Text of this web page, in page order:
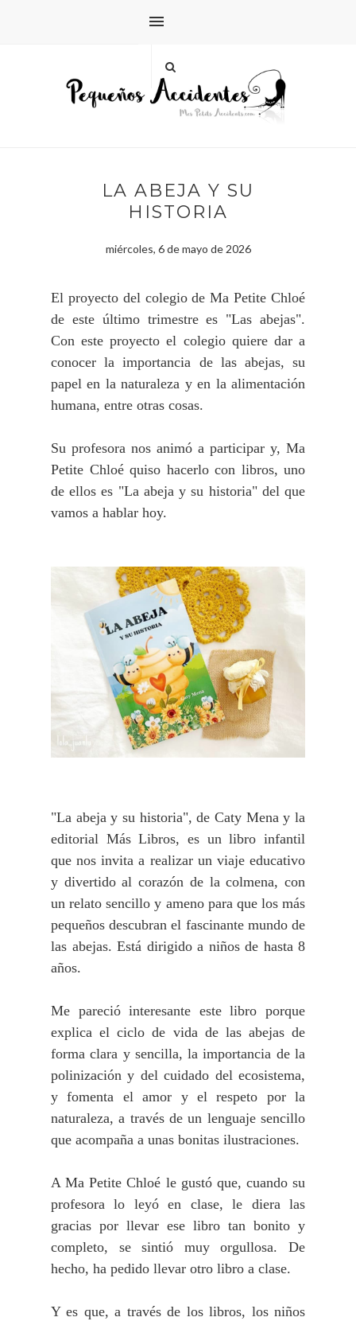
LA ABEJA Y SU
HISTORIA
miércoles, 6 de mayo de 2026
El proyecto del colegio de Ma Petite Chloé
de este último trimestre es "Las abejas".
Con este proyecto el colegio quiere dar a
conocer la importancia de las abejas, su
papel en la naturaleza y en la alimentación
humana, entre otras cosas.
Su profesora nos animó a participar y, Ma
Petite Chloé quiso hacerlo con libros, uno
de ellos es "La abeja y su historia" del que
vamos a hablar hoy.
"La abeja y su historia", de Caty Mena y la
editorial Más Libros, es un libro infantil
que nos invita a realizar un viaje educativo
y divertido al corazón de la colmena, con
un relato sencillo y ameno para que los más
pequeños descubran el fascinante mundo de
las abejas. Está dirigido a niños de hasta 8
años.
Me pareció interesante este libro porque
explica el ciclo de vida de las abejas de
forma clara y sencilla, la importancia de la
polinización y del cuidado del ecosistema,
y fomenta el amor y el respeto por la
naturaleza, a través de un lenguaje sencillo
que acompaña a unas bonitas ilustraciones.
A Ma Petite Chloé le gustó que, cuando su
profesora lo leyó en clase, le diera las
gracias por llevar ese libro tan bonito y
completo, se sintió muy orgullosa. De
hecho, ha pedido llevar otro libro a clase.
Y es que, a través de los libros, los niños